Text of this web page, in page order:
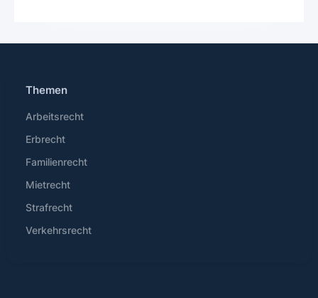
Themen
Arbeitsrecht
Erbrecht
Familienrecht
Mietrecht
Strafrecht
Verkehrsrecht